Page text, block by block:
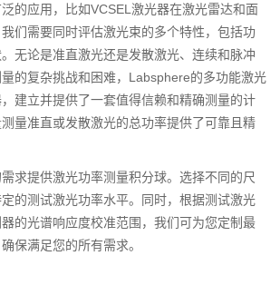
的应用，比如VCSEL激光器在激光雷达和面
们需要同时评估激光束的多个特性，包括功
无论是准直激光还是发散激光、连续和脉冲
的复杂挑战和困难，Labsphere的多功能激光
建立并提供了一套值得信赖和精确测量的计
量准直或发散激光的总功率提供了可靠且精
求提供激光功率测量积分球。选择不同的尺
的测试激光功率水平。同时，根据测试激光
的光谱响应度校准范围，我们可为您定制最
保满足您的所有需求。